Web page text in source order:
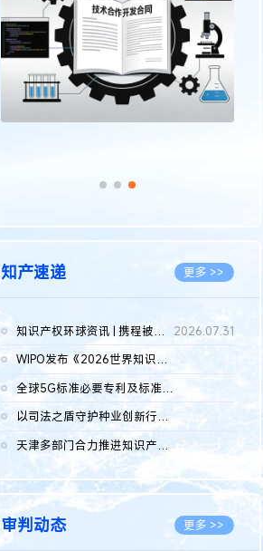
传统文化 更多 >>
知产速递 更多 >>
知识产权环球资讯 | 携程被市监总局罚51.79亿；瑞幸泰国商标案上...
2026.07.31
WIPO发布《2026世界知识产权报告》 含报告全文
2026.05.14
全球5G标准必要专利及标准提案研究报告（2026年）全文发布
2026.05.08
以司法之盾守护种业创新行稳致远
天津多部门合力推进知识产权保护工作
审判动态 更多 >>